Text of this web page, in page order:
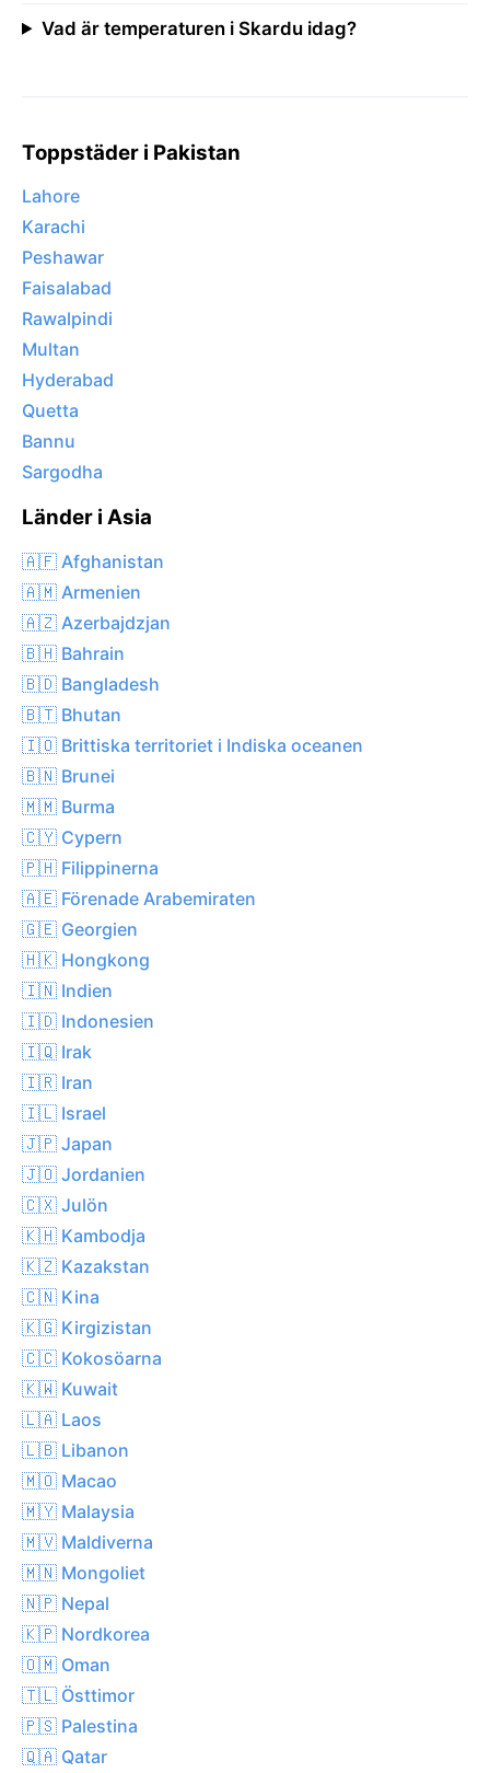
Vad är temperaturen i Skardu idag?
Toppstäder i Pakistan
Lahore
Karachi
Peshawar
Faisalabad
Rawalpindi
Multan
Hyderabad
Quetta
Bannu
Sargodha
Länder i Asia
🇦🇫 Afghanistan
🇦🇲 Armenien
🇦🇿 Azerbajdzjan
🇧🇭 Bahrain
🇧🇩 Bangladesh
🇧🇹 Bhutan
🇮🇴 Brittiska territoriet i Indiska oceanen
🇧🇳 Brunei
🇲🇲 Burma
🇨🇾 Cypern
🇵🇭 Filippinerna
🇦🇪 Förenade Arabemiraten
🇬🇪 Georgien
🇭🇰 Hongkong
🇮🇳 Indien
🇮🇩 Indonesien
🇮🇶 Irak
🇮🇷 Iran
🇮🇱 Israel
🇯🇵 Japan
🇯🇴 Jordanien
🇨🇽 Julön
🇰🇭 Kambodja
🇰🇿 Kazakstan
🇨🇳 Kina
🇰🇬 Kirgizistan
🇨🇨 Kokosöarna
🇰🇼 Kuwait
🇱🇦 Laos
🇱🇧 Libanon
🇲🇴 Macao
🇲🇾 Malaysia
🇲🇻 Maldiverna
🇲🇳 Mongoliet
🇳🇵 Nepal
🇰🇵 Nordkorea
🇴🇲 Oman
🇹🇱 Östtimor
🇵🇸 Palestina
🇶🇦 Qatar